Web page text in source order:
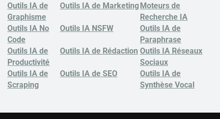
Outils IA de
Graphisme
Outils IA de Marketing Moteurs de
Recherche IA
Outils IA No
Code
Outils IA NSFW
Outils IA de
Paraphrase
Outils IA de
Productivité
Outils IA de Rédaction Outils IA Réseaux
Sociaux
Outils IA de
Scraping
Outils IA de SEO
Outils IA de
Synthèse Vocal